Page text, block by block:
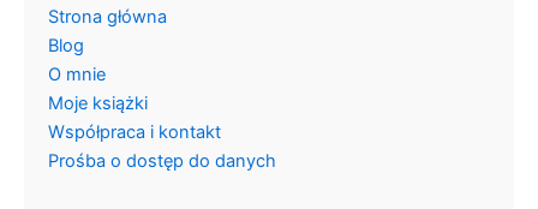
Strona główna
Blog
O mnie
Moje książki
Współpraca i kontakt
Prośba o dostęp do danych